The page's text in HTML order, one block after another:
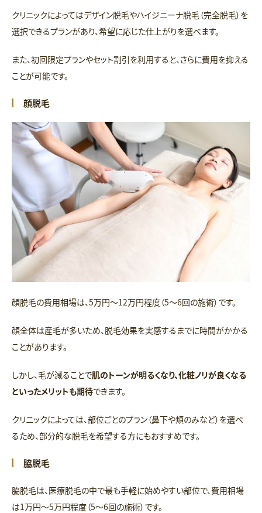
クリニックによってはデザイン脱毛やハイジニーナ脱毛（完全脱毛）を
選択できるプランがあり、希望に応じた仕上がりを選べます。
また、初回限定プランやセット割引を利用すると、さらに費用を抑える
ことが可能です。
顔脱毛
顔脱毛の費用相場は、5万円〜12万円程度（5〜6回の施術）です。
顔全体は産毛が多いため、脱毛効果を実感するまでに時間がかかる
ことがあります。
しかし、毛が減ることで肌のトーンが明るくなり、化粧ノリが良くなる
といったメリットも期待できます。
クリニックによっては、部位ごとのプラン（鼻下や頬のみなど）を選べ
るため、部分的な脱毛を希望する方にもおすすめです。
脇脱毛
脇脱毛は、医療脱毛の中で最も手軽に始めやすい部位で、費用相場
は1万円〜5万円程度（5〜6回の施術）です。